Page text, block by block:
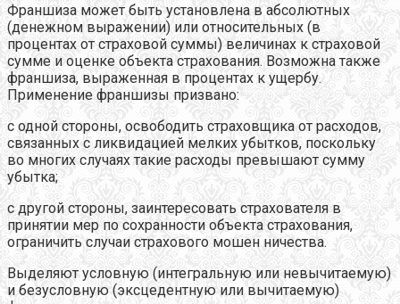
Франшиза может быть установлена в абсолютных
(денежном выражении) или относительных (в
процентах от страховой суммы) величинах к страховой
сумме и оценке объекта страхования. Возможна также
франшиза, выраженная в процентах к ущербу.
Применение франшизы призвано:
с одной стороны, освободить страховщика от расходов,
связанных с ликвидацией мелких убытков, поскольку
во многих случаях такие расходы превышают сумму
убытка;
с другой стороны, заинтересовать страхователя в
принятии мер по сохранности объекта страхования,
ограничить случаи страхового мошен ничества.
Выделяют условную (интегральную или невычитаемую)
и безусловную (эксцедентную или вычитаемую)